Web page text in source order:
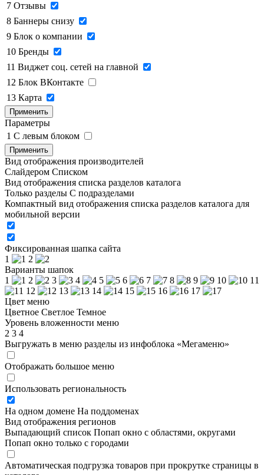
7 Отзывы
8 Баннеры снизу
9 Блок о компании
10 Бренды
11 Виджет соц. сетей на главной
12 Блок ВКонтакте
13 Карта
Применить
Параметры
1 C левым блоком
Применить
Вид отображения производителей
Слайдером Списком
Вид отображения списка разделов каталога
Только разделы С подразделами
Компактный вид отображения списка разделов каталога для
мобильной версии
Фиксированная шапка сайта
1
2
Варианты шапок
1
2 3 4 5 6 7 8 9 10
11
12
13 14 15 16
17
Цвет меню
Цветное Светлое Темное
Уровень вложенности меню
2 3 4
Выгружать в меню разделы из инфоблока «Мегаменю»
Отображать большое меню
Использовать региональность
На одном домене На поддоменах
Вид отображения регионов
Выпадающий список Попап окно c областями, округами
Попап окно только с городами
Автоматическая подгрузка товаров при прокрутке страницы в